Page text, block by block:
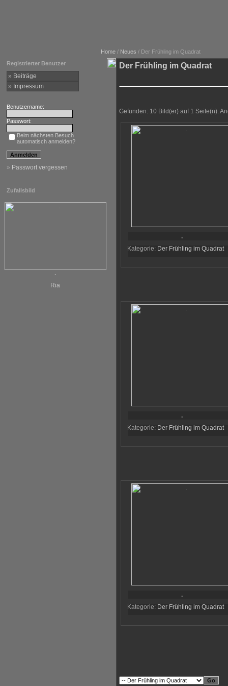
Home / Neues / Der Frühling im Quadrat
Registrierter Benutzer
» Beiträge
»
Impressum
Benutzername:
Passwort:
Beim nächsten Besuch
automatisch anmelden?
» Passwort vergessen
Zufallsbild
.
Ria
Der Frühling im Quadrat
Gefunden: 10 Bild(er) auf 1 Seite(n).
.
Kategorie: Der Frühling im Quadrat
.
Kategorie: Der Frühling im Quadrat
.
Kategorie: Der Frühling im Quadrat